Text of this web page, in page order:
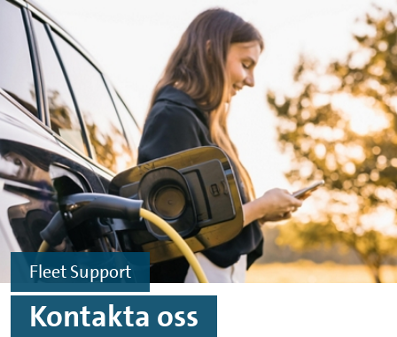
Hoppa till innehåll
Hoppa till sidfoten
Fleet Support
Kontakta oss